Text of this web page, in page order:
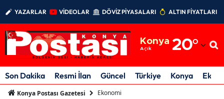
YAZARLAR VİDEOLAR DÖVİZ PİYASALARI ALTIN FİYATLARI
Konya
Açık 20°
Adıyaman
Afyonkarahisar
Son Dakika Resmi İlan Güncel Türkiye Konya
Konya Postası Gazetesi Ekonomi